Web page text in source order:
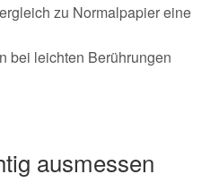
zu Normalpapier eine
bei leichten Berührungen
ausmessen